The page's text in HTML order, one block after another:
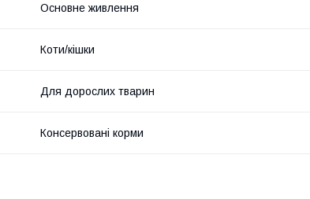
Основне живлення
Коти/кішки
Для дорослих тварин
Консервовані корми